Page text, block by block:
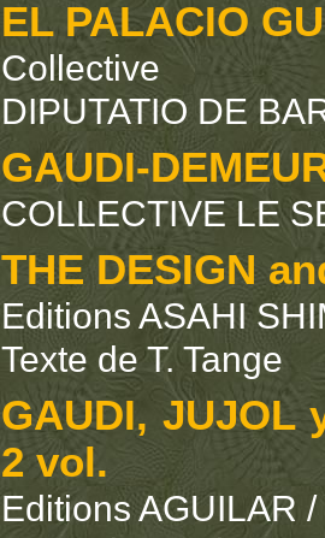
EL PALACIO
Collective
DIPUTATIO DE
GAUDI-
COLLECTIVE LE
THE DESIGN
Editions ASAHI
Texte de T. Tange
GAUDI, JUJOL
2 vol.
Editions AGUILAR